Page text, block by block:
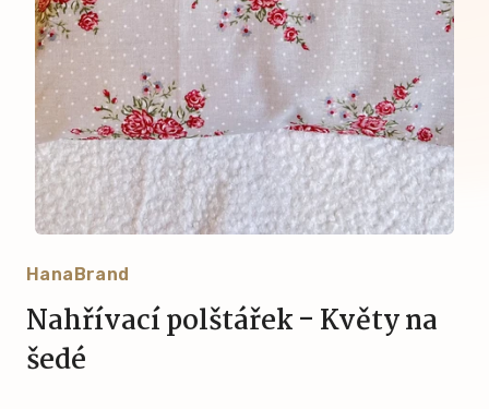
Nahřívací polštářek - Květy na
šedé
HanaBrand